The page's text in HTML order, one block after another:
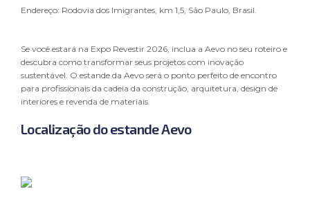
Endereço: Rodovia dos Imigrantes, km 1,5, São Paulo, Brasil.
Se você estará na Expo Revestir 2026, inclua a Aevo no seu roteiro e
descubra como transformar seus projetos com inovação
sustentável. O estande da Aevo será o ponto perfeito de encontro
para profissionais da cadeia da construção, arquitetura, design de
interiores e revenda de materiais.
Localização do estande Aevo
tratamento seja realizado exclusivamente por profissionais
3.4. Os Dados Pessoais são armazenados com segurança e
tratados somente pelo tempo necessário para atender aos
fins que motivaram sua coleta, sempre respeitando os prazos
legais aplicáveis e as melhores práticas de mercado.
sejam observados e respeitados, possibilitando solicitações
de acesso, retificação, exclusão e portabilidade, conforme as
os titulares de dados e reforça seu compromisso em aplicar